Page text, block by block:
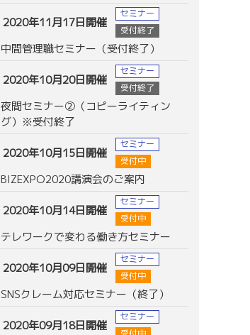
2020年11月17日開催
セミナー
受付終了
中間管理職セミナー（受付終了）
2020年10月20日開催
セミナー
受付終了
夜間セミナー②（コピーライティン
グ）※受付終了
2020年10月15日開催
セミナー
受付中
BIZEXPO2020講演会のご案内
2020年10月14日開催
セミナー
受付中
テレワークで変わる働き方セミナー
2020年10月09日開催
セミナー
受付中
SNSクレーム対応セミナー（終了）
2020年09月18日開催
セミナー